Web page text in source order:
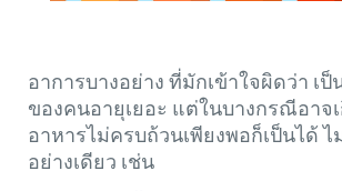
อาการบางอย่าง ที่มักเข้าใจผิดว่า เ
ของคนอายุเยอะ แต่ในบางกรณีอาจ
อาหารไม่ครบถ้วนเพียงพอก็เป็นได้ ไ
อย่างเดียว เช่น